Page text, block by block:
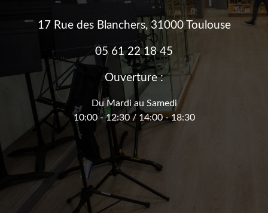
17 Rue des Blanchers, 31000 Toulouse
05 61 22 18 45
Ouverture :
Du Mardi au Samedi
10:00 - 12:30 / 14:00 - 18:30